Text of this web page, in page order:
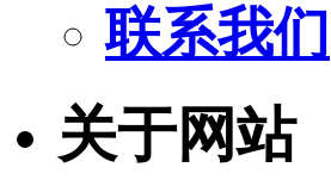
联系我们
关于网站